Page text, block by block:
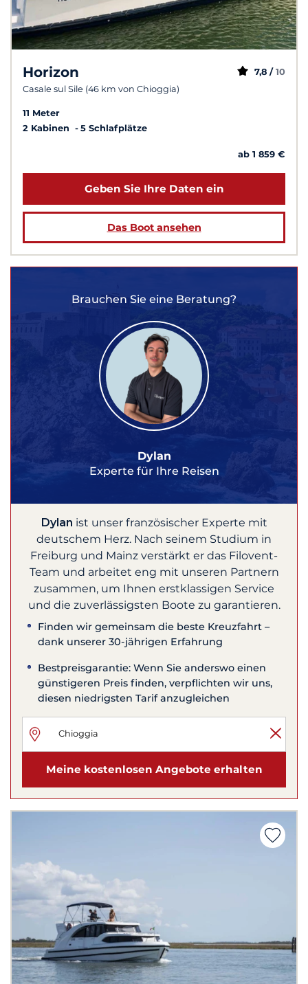
Horizon
Casale sul Sile (46 km von Chioggia)
7,8 / 10
11 Meter
2 Kabinen
5 Schlafplätze
ab 1 859 €
Geben Sie Ihre Daten ein
Das Boot ansehen
Brauchen Sie eine Beratung?
Dylan
Experte für Ihre Reisen
Dylan ist unser französischer Experte mit
deutschem Herz. Nach seinem Studium in
Freiburg und Mainz verstärkt er das Filovent-
Team und arbeitet eng mit unseren Partnern
zusammen, um Ihnen erstklassigen Service
und die zuverlässigsten Boote zu garantieren.
Finden wir gemeinsam die beste Kreuzfahrt –
dank unserer 30-jährigen Erfahrung
Bestpreisgarantie: Wenn Sie anderswo einen
günstigeren Preis finden, verpflichten wir uns,
diesen niedrigsten Tarif anzugleichen
Meine kostenlosen Angebote erhalten